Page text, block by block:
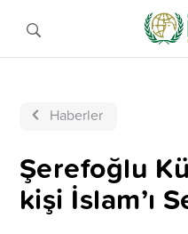
Haberler
Şerefoğlu
kişi İslam’ı